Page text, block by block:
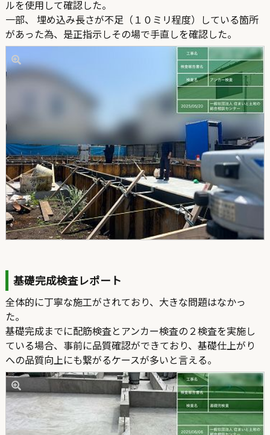
ルを使用して確認した。
一部、 埋め込み長さが不足（１０ミリ程度）している箇所
があった為、是正指示しその場で手直しを確認した。
基礎完成検査レポート
全体的に丁寧な施工がされており、大きな問題はなかっ
た。
基礎完成までに配筋検査とアンカー検査の２検査を実施し
ている場合、事前に品質確認ができており、基礎仕上がり
への品質向上にも繋がるケースが多いと言える。